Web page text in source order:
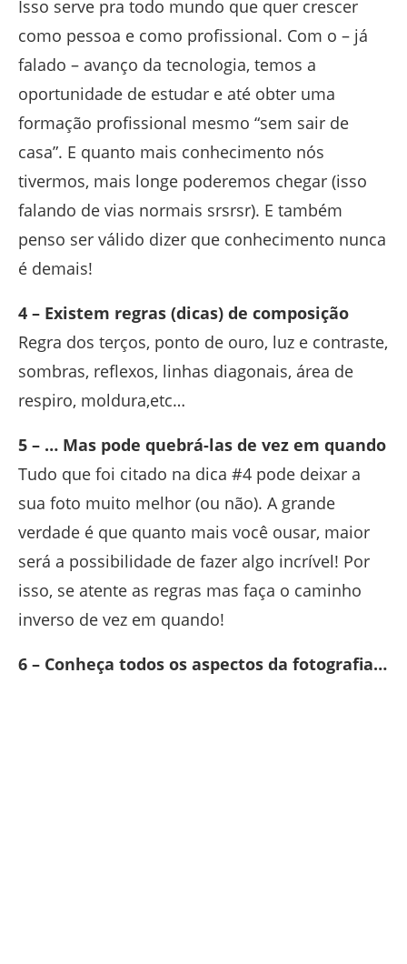
Isso serve pra todo mundo que quer crescer
como pessoa e como profissional. Com o – já
falado – avanço da tecnologia, temos a
oportunidade de estudar e até obter uma
formação profissional mesmo “sem sair de
casa”. E quanto mais conhecimento nós
tivermos, mais longe poderemos chegar (isso
falando de vias normais srsrsr). E também
penso ser válido dizer que conhecimento nunca
é demais!
4 – Existem regras (dicas) de composição
Regra dos terços, ponto de ouro, luz e contraste,
sombras, reflexos, linhas diagonais, área de
respiro, moldura,etc…
5 – … Mas pode quebrá-las de vez em quando
Tudo que foi citado na dica #4 pode deixar a
sua foto muito melhor (ou não). A grande
verdade é que quanto mais você ousar, maior
será a possibilidade de fazer algo incrível! Por
isso, se atente as regras mas faça o caminho
inverso de vez em quando!
6 – Conheça todos os aspectos da fotografia…